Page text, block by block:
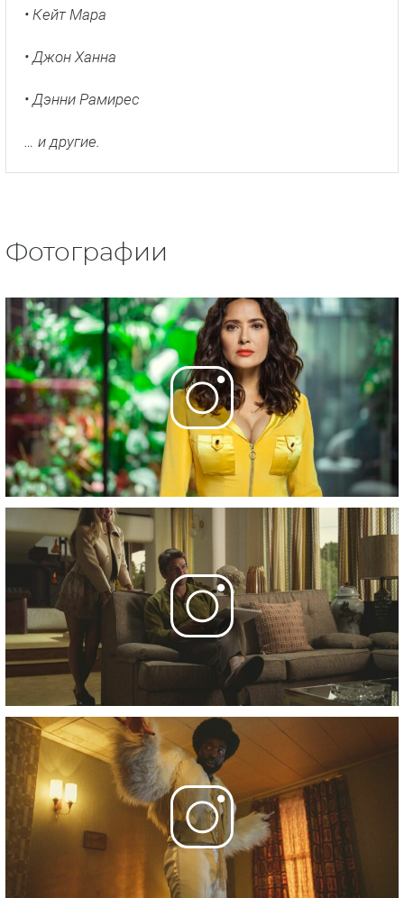
• Кейт Мара
• Джон Ханна
• Дэнни Рамирес
… и другие.
Фотографии